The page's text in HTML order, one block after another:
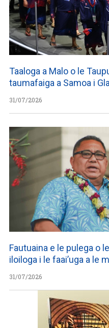
Taaloga a Malo o le
taumafaiga a Samoa i
31/07/2026
Fautuaina e le pulega o
iloiloga i le faai’uga a le
31/07/2026